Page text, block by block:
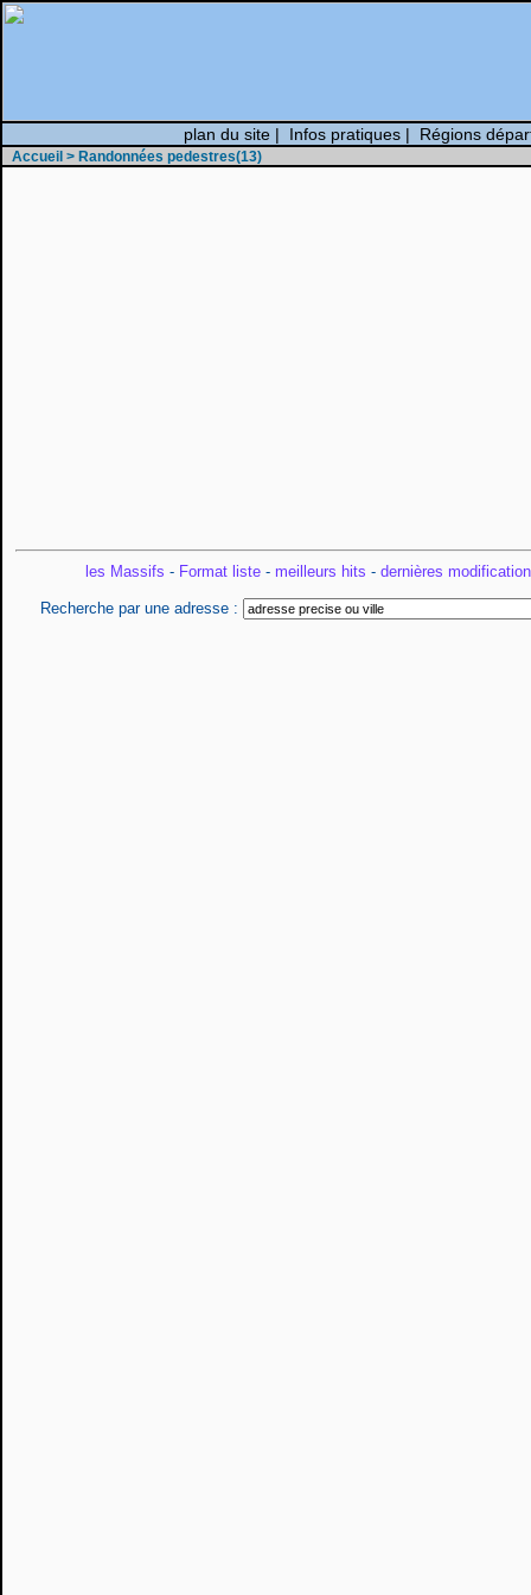
plan du site| Infos pratiques| Régions
Accueil > Randonnées pedestres(13)
les Massifs - Format liste- meilleurs hits - dernières
Recherche par une adresse :